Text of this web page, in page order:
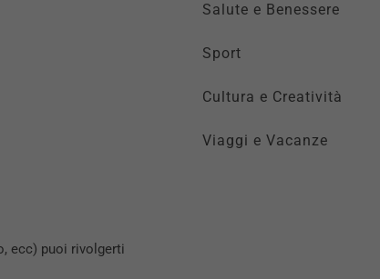
ecc) puoi rivolgerti
Salute e Benessere
Sport
Cultura e Creatività
Viaggi e Vacanze